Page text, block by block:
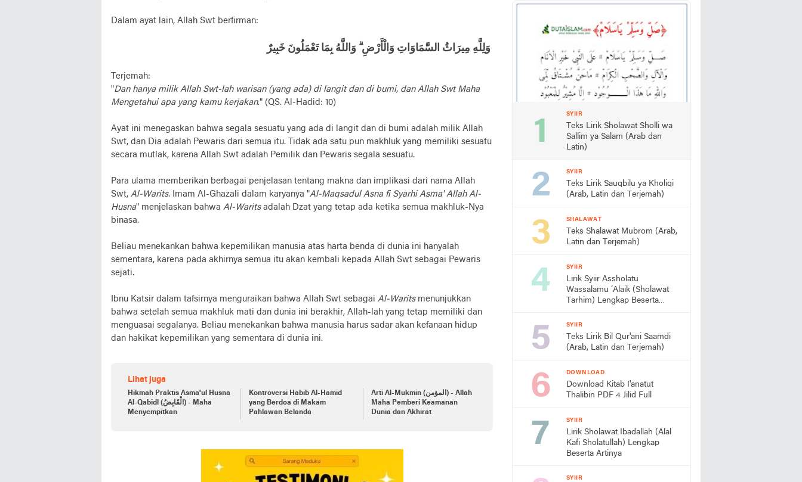
Dalam ayat lain, Allah Swt berfirman:
Terjemah:
"Dan hanya milik Allah Swt-lah warisan (yang ada) di langit dan di bumi, dan Allah Swt Maha
Mengetahui apa yang kamu kerjakan." (QS. Al-Hadid: 10)
Ayat ini menegaskan bahwa segala sesuatu yang ada di langit dan di bumi adalah milik Allah
Swt, dan Dia adalah Pewaris dari semua itu. Tidak ada satu pun makhluk yang memiliki sesuatu
secara mutlak, karena Allah Swt adalah Pemilik dan Pewaris segala sesuatu.
Para ulama memberikan berbagai penjelasan tentang makna dan implikasi dari nama Allah
Swt, Al-Warits. Imam Al-Ghazali dalam karyanya "Al-Maqsadul Asna fi Syarhi Asma' Allah Al-
Husna" menjelaskan bahwa Al-Waritsadalah Dzat yang tetap ada ketika semua makhluk-Nya
binasa.
Beliau menekankan bahwa kepemilikan manusia atas harta benda di dunia ini hanyalah
sementara, karena pada akhirnya semua itu akan kembali kepada Allah Swt sebagai Pewaris
sejati.
Ibnu Katsir dalam tafsirnya menguraikan bahwa Allah Swt sebagai Al-Waritsmenunjukkan
bahwa setelah semua makhluk mati dan dunia ini berakhir, Allah-lah yang tetap memiliki dan
menguasai segalanya. Beliau menekankan bahwa manusia harus sadar akan kefanaan hidup
dan hakikat kepemilikan yang sementara di dunia ini.
Lihat juga
Hikmah Praktis Asma'ul Husna
Al-Qabidl (الْقَابِضُ) - Maha
Menyempitkan
Kontroversi Habib Al-Hamid
yang Berdoa di Makam
Pahlawan Belanda
Arti Al-Mukmin (المؤمن) - Allah
Maha Pemberi Keamanan
Dunia dan Akhirat
SYIIR
Teks Lirik Sholawat Sholli wa
Sallim ya Salam (Arab dan
Latin)
SYIIR
Teks Lirik Sauqbilu ya Kholiqi
(Arab, Latin dan Terjemah)
SHALAWAT
Teks Shalawat Mubrom (Arab,
Latin dan Terjemah)
SYIIR
Lirik Syiir Assholatu
Wassalamu ‘Alaik (Sholawat
Tarhim) Lengkap Beserta
SYIIR
Teks Lirik Bil Qur'ani Saamdi
(Arab, Latin dan Terjemah)
DOWNLOAD
Download Kitab I'anatut
Thalibin PDF 4 Jilid Full
SYIIR
Lirik Sholawat Ibadallah (Alal
Kafi Sholatullah) Lengkap
Beserta Artinya
SYIIR